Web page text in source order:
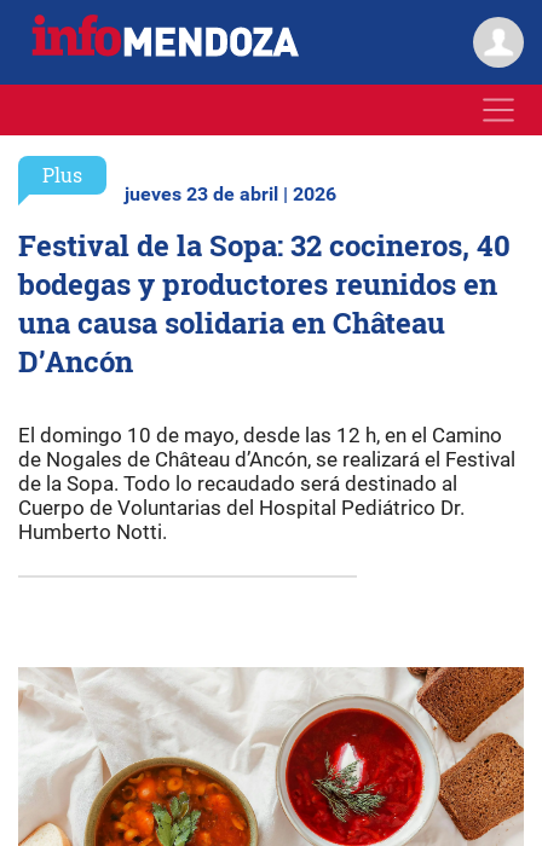
Plus
jueves 23 de abril | 2026
Festival de la Sopa: 32 cocineros, 40
bodegas y productores reunidos en
una causa solidaria en Château
D’Ancón
El domingo 10 de mayo, desde las 12 h, en el Camino
de Nogales de Château d’Ancón, se realizará el Festival
de la Sopa. Todo lo recaudado será destinado al
Cuerpo de Voluntarias del Hospital Pediátrico Dr.
Humberto Notti.